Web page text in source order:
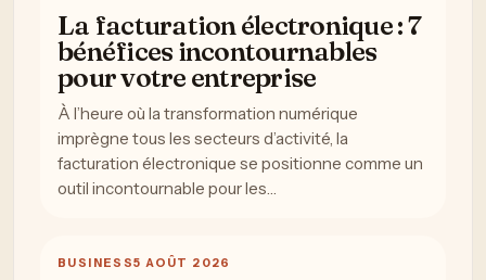
La facturation électronique : 7
bénéfices incontournables
pour votre entreprise
À l’heure où la transformation numérique
imprègne tous les secteurs d’activité, la
facturation électronique se positionne comme un
outil incontournable pour les…
BUSINESS5 AOÛT 2026